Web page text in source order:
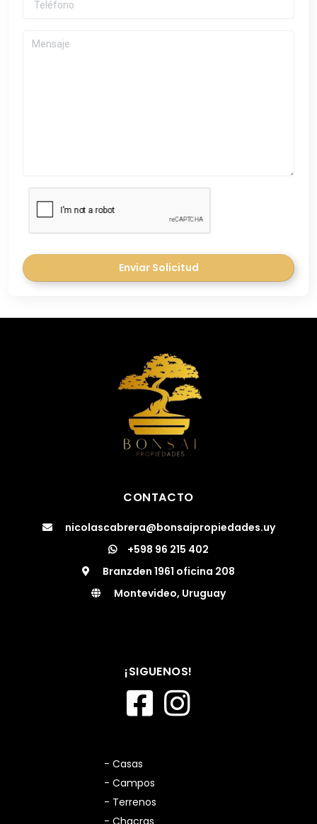
Enviar Solicitud
CONTACTO
nicolascabrera@bonsaipropiedades.uy
+598 96 215 402
Branzden 1961 oficina 208
Montevideo, Uruguay
¡SIGUENOS!
- Casas
- Campos
- Terrenos